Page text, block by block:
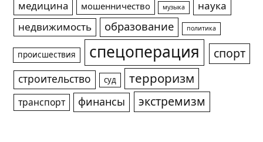
медицина
мошенничество музыка
наука
недвижимость
образование политика
происшествия спецоперация спорт
строительство суд терроризм
транспорт финансы экстремизм